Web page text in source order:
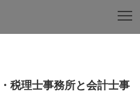
税理士事務所と会計士事